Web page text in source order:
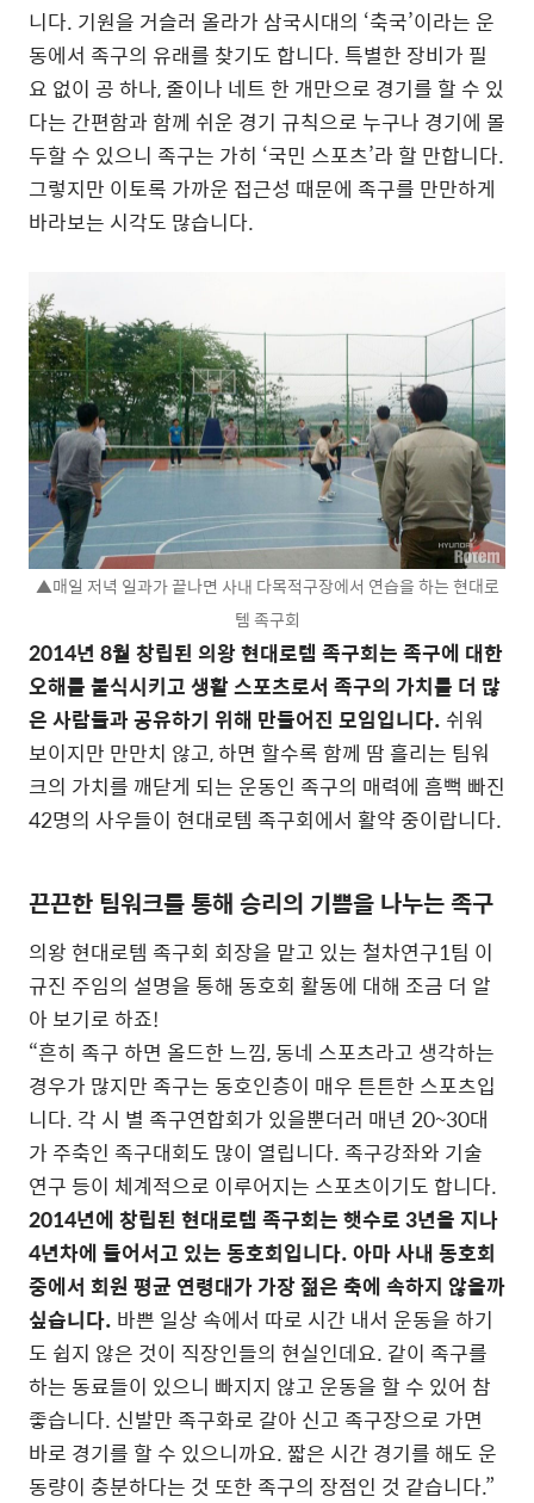
니다. 기원을 거슬러 올라가 삼국시대의 ‘축국’이라는 운
동에서 족구의 유래를 찾기도 합니다. 특별한 장비가 필
요 없이 공 하나, 줄이나 네트 한 개만으로 경기를 할 수 있
다는 간편함과 함께 쉬운 경기 규칙으로 누구나 경기에 몰
두할 수 있으니 족구는 가히 ‘국민 스포츠’라 할 만합니다.
그렇지만 이토록 가까운 접근성 때문에 족구를 만만하게
바라보는 시각도 많습니다.
▲매일 저녁 일과가 끝나면 사내 다목적구장에서 연습을 하는 현대로
템 족구회
2014년 8월 창립된 의왕 현대로템 족구회는 족구에 대한
오해를 불식시키고 생활 스포츠로서 족구의 가치를 더 많
은 사람들과 공유하기 위해 만들어진 모임입니다. 쉬워
보이지만 만만치 않고, 하면 할수록 함께 땀 흘리는 팀워
크의 가치를 깨닫게 되는 운동인 족구의 매력에 흠뻑 빠진
42명의 사우들이 현대로템 족구회에서 활약 중이랍니다.
끈끈한 팀워크를 통해 승리의 기쁨을 나누는 족구
의왕 현대로템 족구회 회장을 맡고 있는 철차연구1팀 이
규진 주임의 설명을 통해 동호회 활동에 대해 조금 더 알
아 보기로 하죠!
“흔히 족구 하면 올드한 느낌, 동네 스포츠라고 생각하는
경우가 많지만 족구는 동호인층이 매우 튼튼한 스포츠입
니다. 각 시 별 족구연합회가 있을뿐더러 매년 20~30대
가 주축인 족구대회도 많이 열립니다. 족구강좌와 기술
연구 등이 체계적으로 이루어지는 스포츠이기도 합니다.
2014년에 창립된 현대로템 족구회는 햇수로 3년을 지나
4년차에 들어서고 있는 동호회입니다. 아마 사내 동호회
중에서 회원 평균 연령대가 가장 젊은 축에 속하지 않을까
싶습니다. 바쁜 일상 속에서 따로 시간 내서 운동을 하기
도 쉽지 않은 것이 직장인들의 현실인데요. 같이 족구를
하는 동료들이 있으니 빠지지 않고 운동을 할 수 있어 참
좋습니다. 신발만 족구화로 갈아 신고 족구장으로 가면
바로 경기를 할 수 있으니까요. 짧은 시간 경기를 해도 운
동량이 충분하다는 것 또한 족구의 장점인 것 같습니다.”